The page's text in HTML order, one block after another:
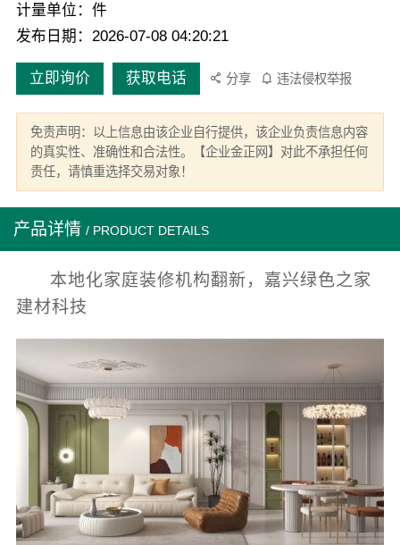
计量单位：件
发布日期：2026-07-08 04:20:21
立即询价 获取电话 分享 违法侵权举报
免责声明：以上信息由该企业自行提供，该企业负责信息内容
的真实性、准确性和合法性。【企业金正网】对此不承担任何
责任，请慎重选择交易对象！
产品详情 / PRODUCT DETAILS
本地化家庭装修机构翻新，嘉兴绿色之家
建材科技